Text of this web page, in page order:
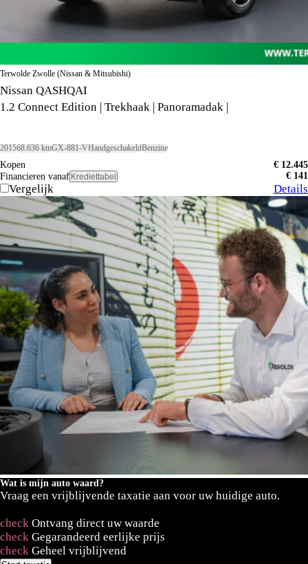
Terwolde Zwolle (Nissan & Mitsubishi)
Nissan QASHQAI
1.2 Connect Edition | Trekhaak | Panoramadak |
201568.636 kmGX-881-VHandgeschakeldBenzine
Kopen
€ 12.445
Financieren vanaf Krediettabel € 141
Vergelijk Details
Wat is mijn auto waard?
Vraag een vrijblijvende taxatie aan voor uw huidige auto.
check Ontvang direct uw waarde
check Gegarandeerd eerlijke prijs
check Geheel vrijblijvend